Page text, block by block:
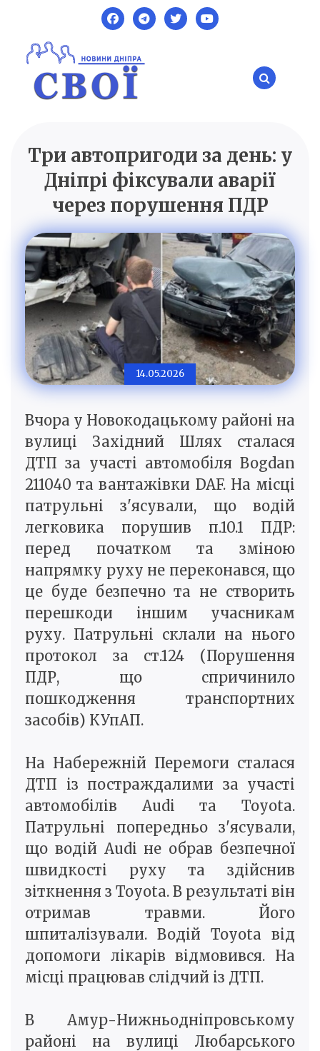
content
SVOI.DP.UA
Новини Дніпра
Три автопригоди за день: у
Дніпрі фіксували аварії
через порушення ПДР
14.05.2026
Вчора у Новокодацькому районі на
вулиці Західний Шлях сталася
ДТП за участі автомобіля Bogdan
211040 та вантажівки DAF. На місці
патрульні з'ясували, що водій
легковика порушив п.10.1 ПДР:
перед початком та зміною
напрямку руху не переконався, що
це буде безпечно та не створить
перешкоди іншим учасникам
руху. Патрульні склали на нього
протокол за ст.124 (Порушення
ПДР, що спричинило
пошкодження транспортних
засобів) КУпАП.
На Набережній Перемоги сталася
ДТП із постраждалими за участі
автомобілів Audi та Toyota.
Патрульні попередньо з'ясували,
що водій Audi не обрав безпечної
швидкості руху та здійснив
зіткнення з Toyota. В результаті він
отримав травми. Його
шпиталізували. Водій Toyota від
допомоги лікарів відмовився. На
місці працював слідчий із ДТП.
В Амур-Нижньодніпровському
районі на вулиці Любарського